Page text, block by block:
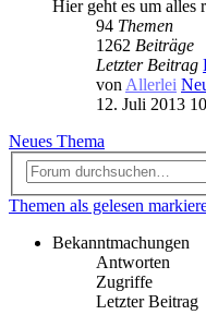
Hier geht es um alles
94 Themen
1262 Beiträge
Letzter Beitrag
von Allerlei
12. Juli 2013
Neues Thema
Themen als gelesen
Bekanntmachungen
Antworten
Zugriffe
Letzter Beitrag